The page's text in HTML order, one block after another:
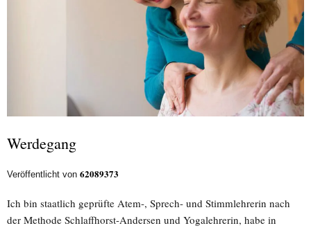
Werdegang
Veröffentlicht von 62089373
Ich bin staatlich geprüfte Atem-, Sprech- und Stimmlehrerin nach
der Methode Schlaffhorst-Andersen und Yogalehrerin, habe in